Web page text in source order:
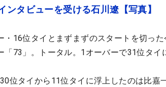
ンタビューを受ける石川遼【写真】
・16位タイとまずまずのスタートを切っ
「73」。トータル。1オーバーで31位タイ
位タイから11位タイに浮上したのは比嘉